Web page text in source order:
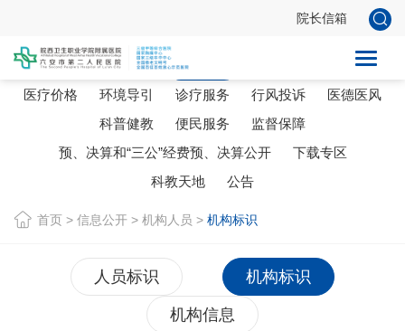
院长信箱
人事信息 招标信息 机构人员
研究平台
医疗价格
环境导引 诊疗服务 行风投诉
医德医风
科普健教
便民服务
监督保障
预、决算和“三公”经费预、决算公开
下载专区
科教天地
公告
首页 > 信息公开 > 机构人员 > 机构标识
人员标识 机构标识
机构信息